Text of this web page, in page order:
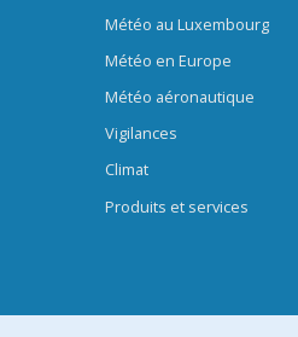
Météo au Luxembourg
Météo en Europe
Météo aéronautique
Vigilances
Climat
Produits et services